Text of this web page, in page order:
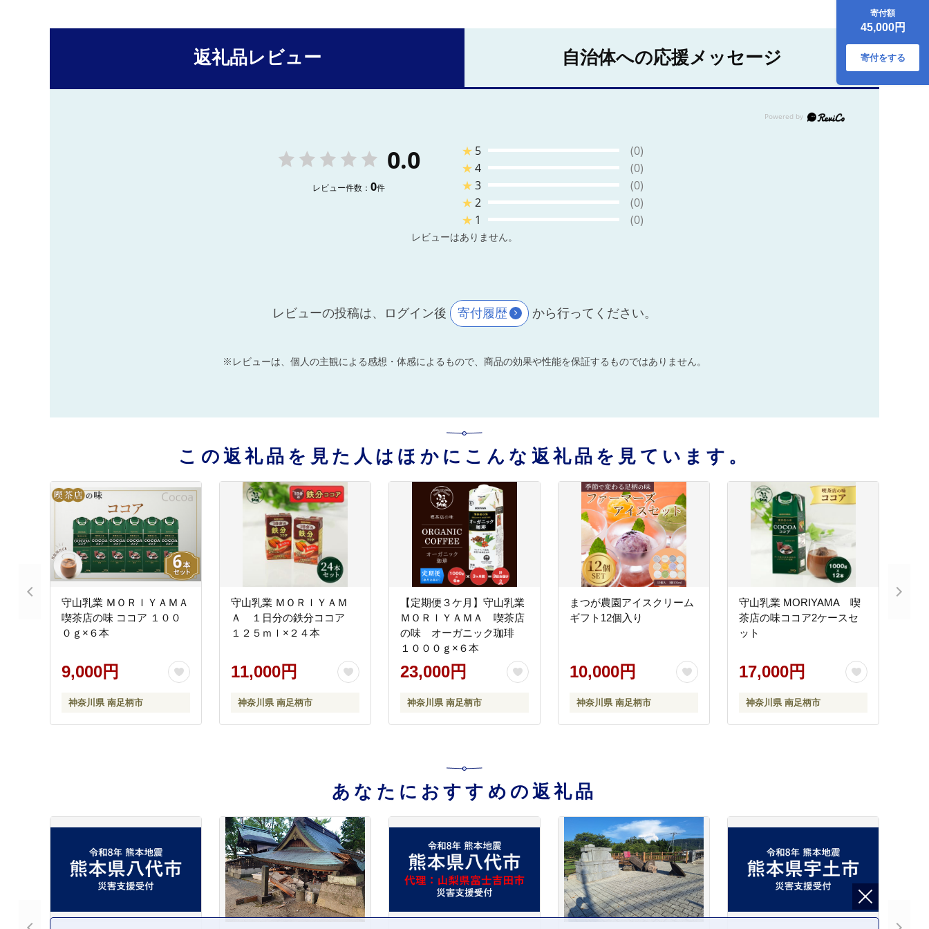
毎月お届け（味は
お任せ：16個×3ヶ
月：48個）【果物
フルーツ 旬 食品添
加物不使用 アイス
寄付額
45,000円
寄付をする
返礼品レビュー 自治体への応援メッセージ
0.0
レビュー件数： 0件
★ 5
(0)
★4
(0)
★3
(0)
★2
(0)
★ 1 (0)
レビューはありません。
レビューの投稿は、ログイン後 寄付履歴 から行ってください。
※レビューは、個人の主観による感想・体感によるもので、商品の効果や性能を保証するものではありません。
この返礼品を見た人はほかにこんな返礼品を見ています。
守山乳業 ＭＯＲＩＹＡＭＡ
喫茶店の味 ココア １００
０ｇ×６本
9,000円
神奈川県 南足柄市
守山乳業 ＭＯＲＩＹＡＭ
Ａ １日分の鉄分ココア
１２５ｍｌ×２４本
11,000円
神奈川県 南足柄市
【定期便３ケ月】守山乳業
ＭＯＲＩＹＡＭＡ 喫茶店
の味 オーガニック珈琲
１０００ｇ×６本
23,000円
神奈川県 南足柄市
まつが農園アイスクリーム
ギフト12個入り
10,000円
神奈川県 南足柄市
守山乳業 MORIYAMA 喫
茶店の味ココア2ケースセ
ット
17,000円
神奈川県 南足柄市
あなたにおすすめの返礼品